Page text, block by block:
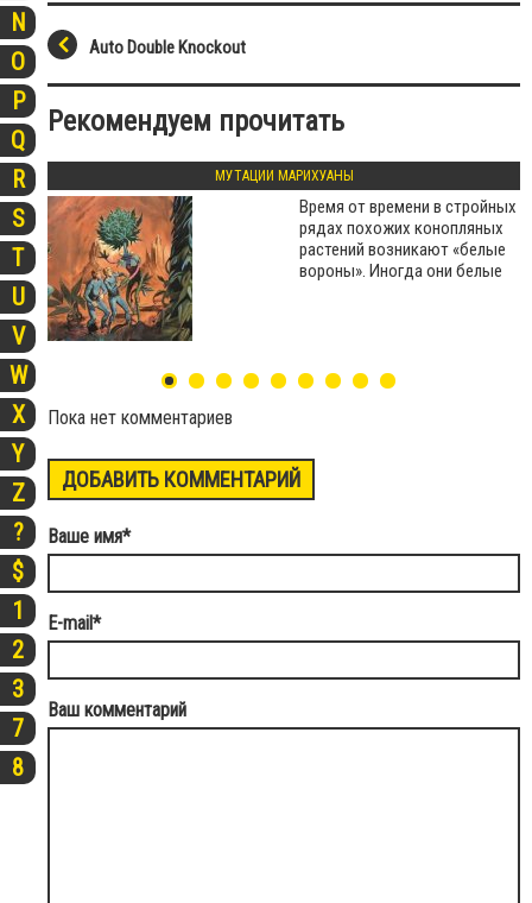
N
O
P
Q
R
S
T
U
V
W
X
Y
Z
?
$
1
2
3
7
8
Auto Double Knockout
Рекомендуем прочитать
МУТАЦИИ МАРИХУАНЫ
Время от времени в стройных
рядах похожих конопляных
растений возникают «белые
вороны». Иногда они белые
Пока нет комментариев
ДОБАВИТЬ КОММЕНТАРИЙ
Ваше имя*
E-mail*
Ваш комментарий